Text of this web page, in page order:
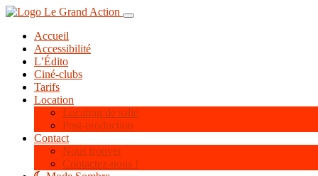
Aller
contenu
principal
Toggle navigation
Accueil
Accessibilité
L’Édito
Ciné-clubs
Tarifs
Location
Location de salle
Post-production
Contact
Nous trouver
Contactez-nous !